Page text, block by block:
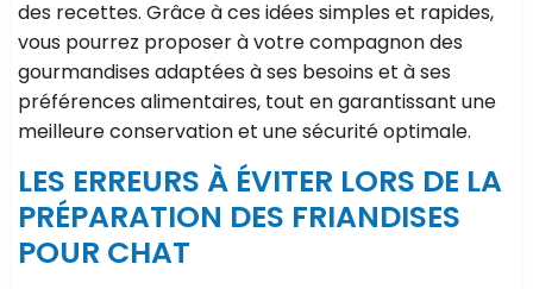
des recettes. Grâce à ces idées simples et rapides,
vous pourrez proposer à votre compagnon des
gourmandises adaptées à ses besoins et à ses
préférences alimentaires, tout en garantissant une
meilleure conservation et une sécurité optimale.
LES ERREURS À ÉVITER LORS DE LA
PRÉPARATION DES FRIANDISES
POUR CHAT